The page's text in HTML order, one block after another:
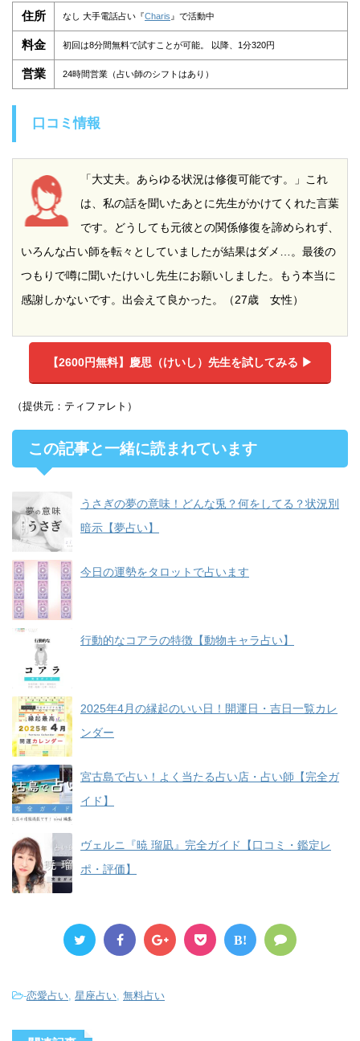
住所 なし 大手電話占い『Charis 』で活動中
料金 初回は8分間無料で試すことが可能。 以降、1分320円
営業 24時間営業（占い師のシフトはあり）
口コミ情報
「大丈夫。あらゆる状況は修復可能です。」これ
は、私の話を聞いたあとに先生がかけてくれた言葉
です。どうしても元彼との関係修復を諦められず、
いろんな占い師を転々としていましたが結果はダメ…。最後の
つもりで噂に聞いたけいし先生にお願いしました。もう本当に
感謝しかないです。出会えて良かった。（27歳 女性）
【2600円無料】 慶思（けいし）先生を試してみる ▶︎
（提供元：ティファレト）
この記事と一緒に読まれています
うさぎの夢の意味！どんな兎？何をしてる？状況別
暗示【夢占い】
今日の運勢をタロットで占います
行動的なコアラの特徴【動物キャラ占い】
2025年4月の縁起のいい日！開運日・吉日一覧カレ
ンダー
宮古島で占い！よく当たる占い店・占い師【完全ガ
イド】
ヴェルニ『暁 瑠凪』完全ガイド【口コミ・鑑定レ
ポ・評価】
B!
-恋愛占い, 星座占い, 無料占い